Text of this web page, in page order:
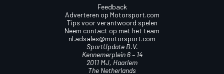
Feedback
Adverteren op Motorsport.com
Tips voor verantwoord spelen
Neem contact op met het team
nl.adsales@motorsport.com
SportUpdate B.V.
Kennemerplein 6 – 14
2011 MJ, Haarlem
The Netherlands